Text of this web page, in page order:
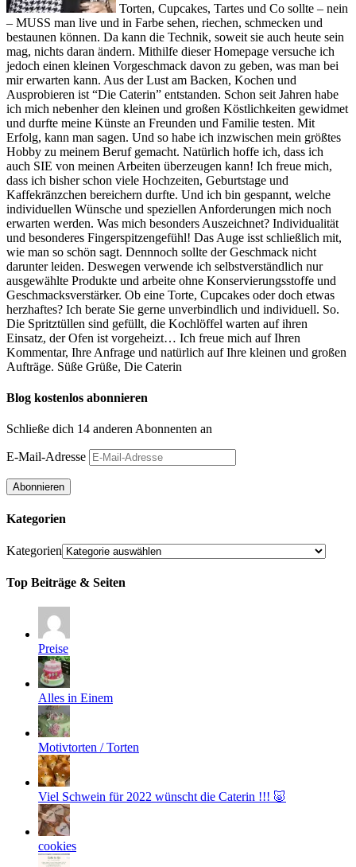
Torten, Cupcakes, Tartes und Co sollte – nein
– MUSS man live und in Farbe sehen, riechen, schmecken und
bestaunen können. Da kann die Technik, soweit sie auch heute sein
mag, nichts daran ändern. Mithilfe dieser Homepage versuche ich
jedoch einen kleinen Vorgeschmack davon zu geben, was man bei
mir erwarten kann. Aus der Lust am Backen, Kochen und
Ausprobieren ist “Die Caterin” entstanden. Schon seit Jahren habe
ich mich nebenher den kleinen und großen Köstlichkeiten gewidmet
und durfte meine Künste an Freunden und Familie testen. Mit
Erfolg, kann man sagen. Und so habe ich inzwischen mein größtes
Hobby zu meinem Beruf gemacht. Natürlich hoffe ich, dass ich
auch SIE von meinen Arbeiten überzeugen kann! Ich freue mich,
dass ich bisher schon viele Hochzeiten, Geburtstage und
Kaffekränzchen bereichern durfte. Und ich bin gespannt, welche
individuellen Wünsche und speziellen Anforderungen mich noch
erwarten werden. Was mich besonders Auszeichnet? Individualität
und besonderes Fingerspitzengefühl! Das Auge isst schließlich mit,
wie man so schön sagt. Dennnoch sollte der Geschmack nicht
darunter leiden. Deswegen verwende ich selbstverständlich nur
ausgewählte Produkte und arbeite ohne Konservierungsstoffe und
Geschmacksverstärker. Ob eine Torte, Cupcakes oder doch etwas
herzhaftes? Ich berate Sie gerne unverbindlich und individuell. So.
Die Spritztüllen sind gefüllt, die Kochlöffel warten auf ihren
Einsatz, der Ofen ist vorgeheizt… Ich freue mich auf Ihren
Kommentar, Ihre Anfrage und natürlich auf Ihre kleinen und großen
Aufträge. Süße Grüße, Die Caterin
Blog kostenlos abonnieren
Schließe dich 14 anderen Abonnenten an
E-Mail-Adresse
Abonnieren
Kategorien
Kategorien
Top Beiträge & Seiten
Preise
Alles in Einem
Motivtorten / Torten
Viel Schwein für 2022 wünscht die Caterin !!! 🐷
cookies